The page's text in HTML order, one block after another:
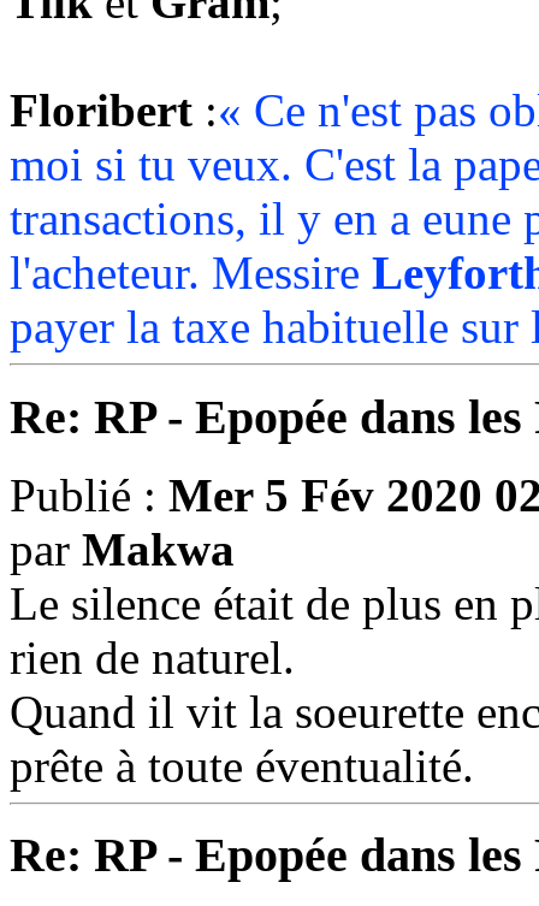
Floribert :« Ce n'est pas
moi si tu veux. C'est la
transactions, il y en a eune
l'acheteur. Messire
payer la taxe habituelle
Re: RP - Epopée dans
Publié : Mer 5 Fév 2020
par Makwa
Le silence était de plus en
rien de naturel.
Quand il vit la soeurette
prête à toute éventualité.
Re: RP - Epopée dans